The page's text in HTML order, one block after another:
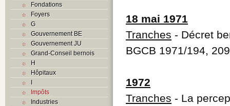
Fondations
Foyers
G
Gouvernement BE
Gouvernement JU
Grand-Conseil bernois
H
Hôpitaux
I
Impôts
Industries
18 mai 1971
Tranches - Décret
BGCB 1971/194,
1972
Tranches - La